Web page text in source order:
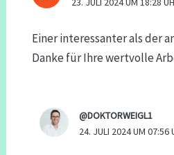
Einer interessanter als der
Danke für Ihre wertvolle
@DOKTORWEIGL1
24. JULI 2024 UM 07:56